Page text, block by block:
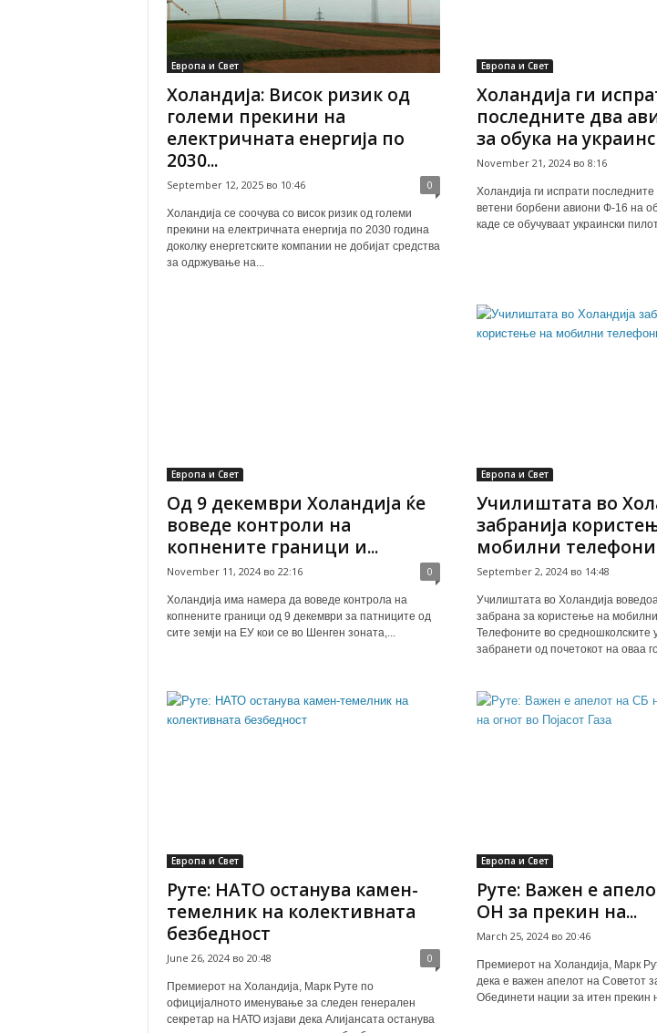
Европа и Свет
Холандија: Висок ризик од
големи прекини на
електричната енергија по
2030...
September 12, 2025 во 10:46 0
Холандија се соочува со висок ризик од големи
прекини на електричната енергија по 2030 година
доколку енергетските компании не добијат средства
за одржување на...
Европа и Свет
Холандија ги
последните два
за обука на
November 21, 2024 во 8:16
Холандија ги испрати последните
ветени борбени авиони Ф-16 на
каде се обучуваат украински
Европа и Свет
Од 9 декември Холандија ќе
воведе контроли на
копнените граници и...
November 11, 2024 во 22:16 0
Холандија има намера да воведе контрола на
копнените граници од 9 декември за патниците од
сите земји на ЕУ кои се во Шенген зоната,...
Европа и Свет
Училиштата во
забранија
мобилни телефони
September 2, 2024 во 14:48
Училиштата во Холандија
забрана за користење на
Телефоните во средношколските
забранети од почетокот на оваа
Европа и Свет
Руте: НАТО останува камен-
темелник на колективната
безбедност
June 26, 2024 во 20:48 0
Премиерот на Холандија, Марк Руте по
официјалното именување за следен генерален
секретар на НАТО изјави дека Алијансата останува
Европа и Свет
Руте: Важен е
ОН за прекин на...
March 25, 2024 во 20:46
Премиерот на Холандија, Марк
дека е важен апелот на Советот
Обединети нации за итен прекин